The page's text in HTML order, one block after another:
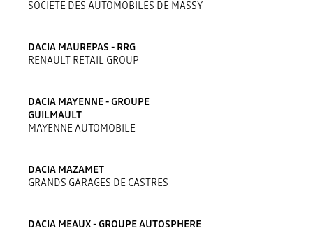
SOCIETE DES AUTOMOBILES DE MASSY
DACIA MAUREPAS - RRG
RENAULT RETAIL GROUP
DACIA MAYENNE - GROUPE
GUILMAULT
MAYENNE AUTOMOBILE
DACIA MAZAMET
GRANDS GARAGES DE CASTRES
DACIA MEAUX - GROUPE AUTOSPHERE